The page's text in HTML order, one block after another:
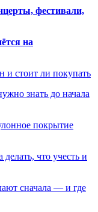
фестивали,
на
и стоит ли покупать
знать до начала
покрытие
делать, что учесть и
сначала — и где